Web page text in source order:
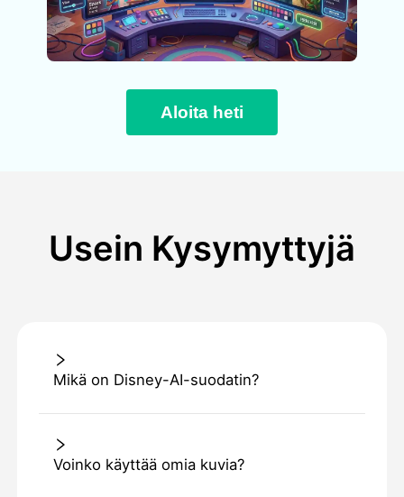
Aloita heti
Usein Kysymyttyjä
Mikä on Disney-AI-suodatin?
Voinko käyttää omia kuvia?